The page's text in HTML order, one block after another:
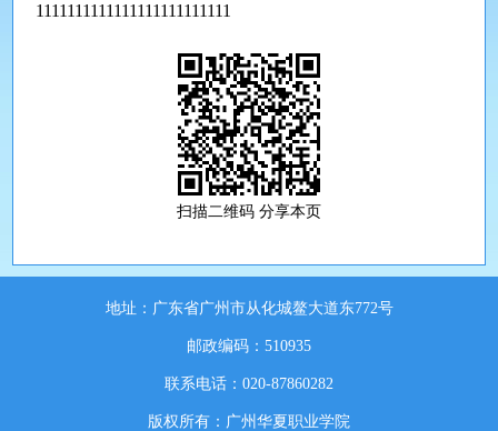
1111111111111111111111111
扫描二维码 分享本页
地址：广东省广州市从化城鳌大道东772号
邮政编码：510935
联系电话：020-87860282
版权所有：广州华夏职业学院